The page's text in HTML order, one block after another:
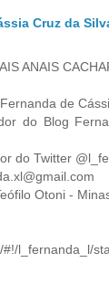
Cruz da
ANAIS
de
do Blog
do Twitter
Otoni -
l_fernanda_l/